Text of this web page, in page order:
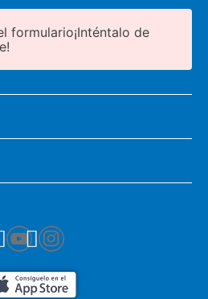
formulario¡Inténtalo de